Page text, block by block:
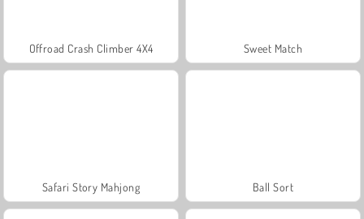
Offroad Crash Climber 4X4 Sweet Match
Safari Story Mahjong Ball Sort